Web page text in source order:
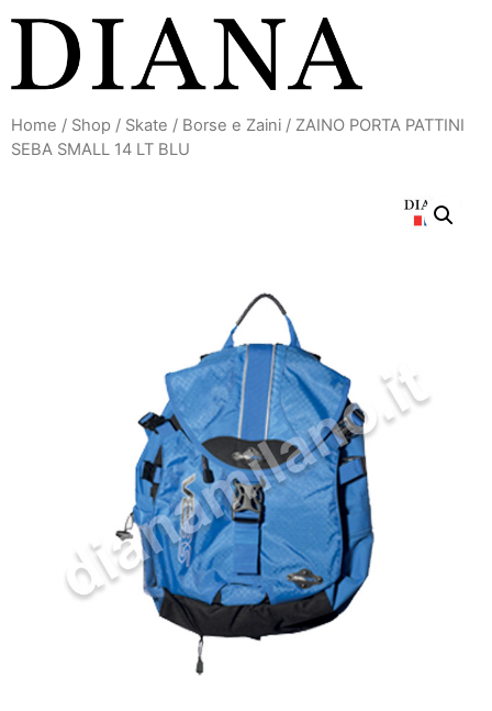
contenuto
Home / Shop / Skate / Borse e Zaini / ZAINO PORTA PATTINI
SEBA SMALL 14 LT BLU